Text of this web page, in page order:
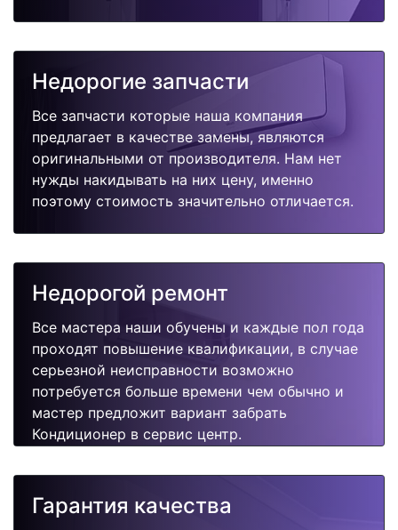
Недорогие запчасти
Все запчасти которые наша компания
предлагает в качестве замены, являются
оригинальными от производителя. Нам нет
нужды накидывать на них цену, именно
поэтому стоимость значительно отличается.
Недорогой ремонт
Все мастера наши обучены и каждые пол года
проходят повышение квалификации, в случае
серьезной неисправности возможно
потребуется больше времени чем обычно и
мастер предложит вариант забрать
Кондиционер в сервис центр.
Гарантия качества